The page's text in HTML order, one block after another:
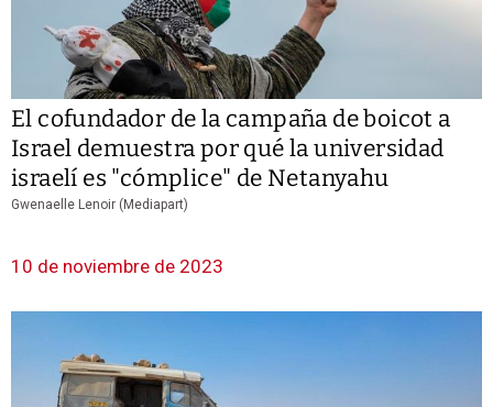
El cofundador de la campaña de boicot a
Israel demuestra por qué la universidad
israelí es "cómplice" de Netanyahu
Gwenaelle Lenoir (Mediapart)
10 de noviembre de 2023